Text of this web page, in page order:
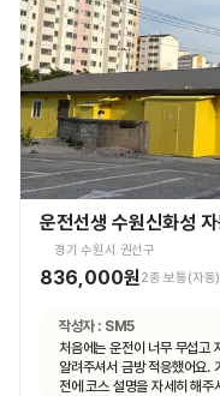
운전선생 수원신화성
경기 수원시 권선구
836,000원 2종 보통(자동)
작성자 : SM5
처음에는 운전이 너무 무섭고
알려주셔서 금방 적응했어요.
전에 코스 설명을 자세히 해